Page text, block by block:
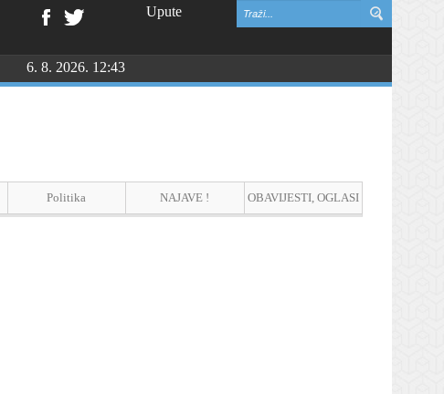
Upute
Istri6. 8. 2026. 12:43
Politika NAJAVE ! OBAVIJESTI, OGLASI